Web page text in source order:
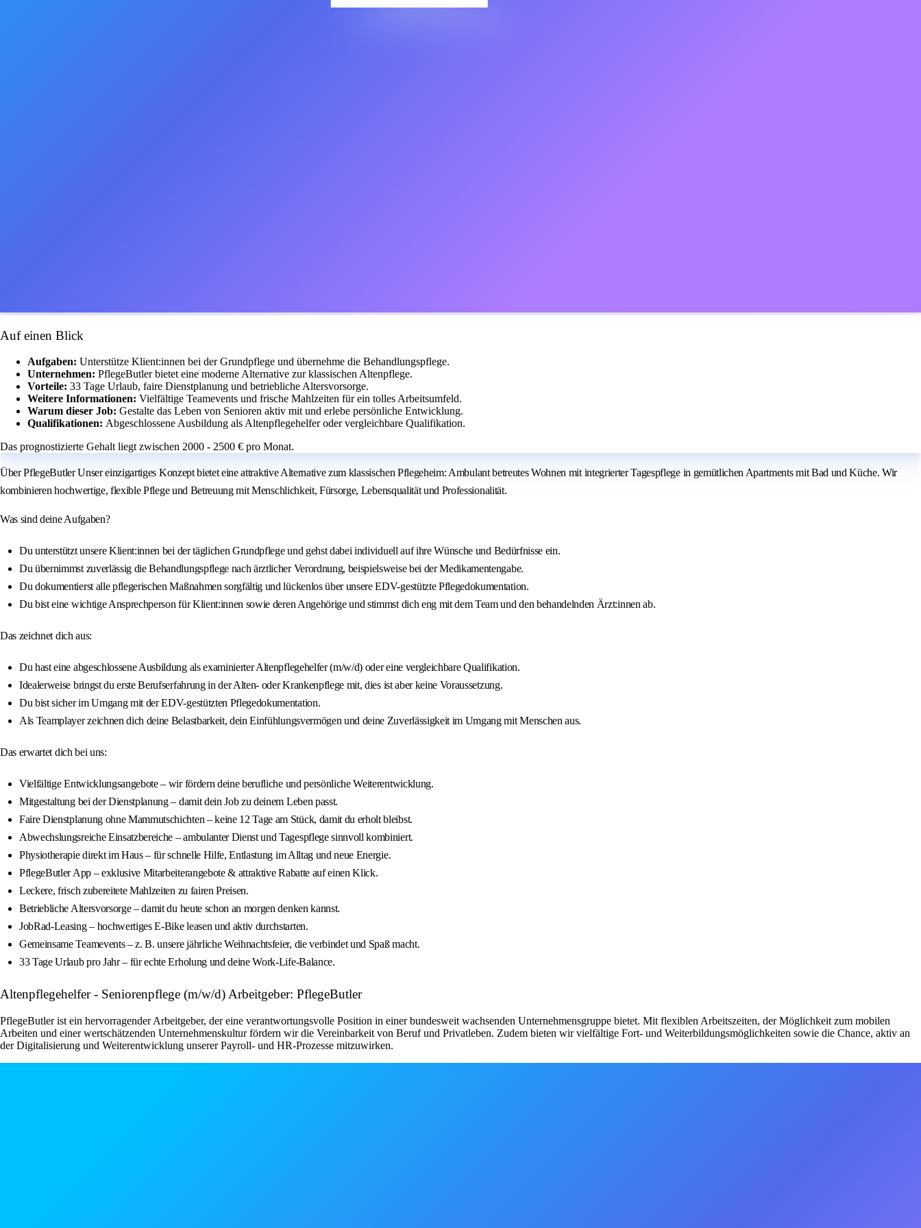
Auf einen Blick
Aufgaben: Unterstütze Klient:innen bei der Grundpflege und übernehme die Behandlungspflege.
Unternehmen: PflegeButler bietet eine moderne Alternative zur klassischen Altenpflege.
Vorteile: 33 Tage Urlaub, faire Dienstplanung und betriebliche Altersvorsorge.
Weitere Informationen: Vielfältige Teamevents und frische Mahlzeiten für ein tolles Arbeitsumfeld.
Warum dieser Job: Gestalte das Leben von Senioren aktiv mit und erlebe persönliche Entwicklung.
Qualifikationen: Abgeschlossene Ausbildung als Altenpflegehelfer oder vergleichbare Qualifikation.
Das prognostizierte Gehalt liegt zwischen 2000 - 2500 € pro Monat.
Über PflegeButler Unser einzigartiges Konzept bietet eine attraktive Alternative zum klassischen Pflegeheim: Ambulant betreutes Wohnen mit integrierter Tagespflege in gemütlichen Apartments mit Bad und Küche. Wir
kombinieren hochwertige, flexible Pflege und Betreuung mit Menschlichkeit, Fürsorge, Lebensqualität und Professionalität.
Was sind deine Aufgaben?
Du unterstützt unsere Klient:innen bei der täglichen Grundpflege und gehst dabei individuell auf ihre Wünsche und Bedürfnisse ein.
Du übernimmst zuverlässig die Behandlungspflege nach ärztlicher Verordnung, beispielsweise bei der Medikamentengabe.
Du dokumentierst alle pflegerischen Maßnahmen sorgfältig und lückenlos über unsere EDV-gestützte Pflegedokumentation.
Du bist eine wichtige Ansprechperson für Klient:innen sowie deren Angehörige und stimmst dich eng mit dem Team und den behandelnden Ärzt:innen ab.
Das zeichnet dich aus:
Du hast eine abgeschlossene Ausbildung als examinierter Altenpflegehelfer (m/w/d) oder eine vergleichbare Qualifikation.
Idealerweise bringst du erste Berufserfahrung in der Alten- oder Krankenpflege mit, dies ist aber keine Voraussetzung.
Du bist sicher im Umgang mit der EDV-gestützten Pflegedokumentation.
Als Teamplayer zeichnen dich deine Belastbarkeit, dein Einfühlungsvermögen und deine Zuverlässigkeit im Umgang mit Menschen aus.
Das erwartet dich bei uns:
Vielfältige Entwicklungsangebote – wir fördern deine berufliche und persönliche Weiterentwicklung.
Mitgestaltung bei der Dienstplanung – damit dein Job zu deinem Leben passt.
Faire Dienstplanung ohne Mammutschichten – keine 12 Tage am Stück, damit du erholt bleibst.
Abwechslungsreiche Einsatzbereiche – ambulanter Dienst und Tagespflege sinnvoll kombiniert.
Physiotherapie direkt im Haus – für schnelle Hilfe, Entlastung im Alltag und neue Energie.
PflegeButler App – exklusive Mitarbeiterangebote & attraktive Rabatte auf einen Klick.
Leckere, frisch zubereitete Mahlzeiten zu fairen Preisen.
Betriebliche Altersvorsorge – damit du heute schon an morgen denken kannst.
JobRad-Leasing – hochwertiges E-Bike leasen und aktiv durchstarten.
Gemeinsame Teamevents – z. B. unsere jährliche Weihnachtsfeier, die verbindet und Spaß macht.
33 Tage Urlaub pro Jahr – für echte Erholung und deine Work-Life-Balance.
Altenpflegehelfer - Seniorenpflege (m/w/d) Arbeitgeber: PflegeButler
PflegeButler ist ein hervorragender Arbeitgeber, der eine verantwortungsvolle Position in einer bundesweit wachsenden Unternehmensgruppe bietet. Mit flexiblen Arbeitszeiten, der Möglichkeit zum mobilen
Arbeiten und einer wertschätzenden Unternehmenskultur fördern wir die Vereinbarkeit von Beruf und Privatleben. Zudem bieten wir vielfältige Fort- und Weiterbildungsmöglichkeiten sowie die Chance, aktiv an
der Digitalisierung und Weiterentwicklung unserer Payroll- und HR-Prozesse mitzuwirken.